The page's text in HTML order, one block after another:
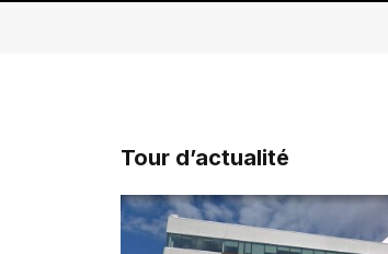
Tour d’actualité